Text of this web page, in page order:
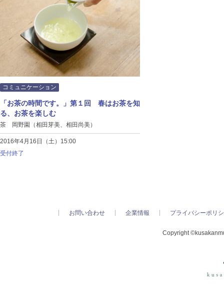
コミュニケーション
「お茶の時間です。」第１回 春はお茶を知
る、お茶を楽しむ
茶 岡野園（相田芽美、相田尚美）
2016年4月16日（土）15:00
受付終了
お問い合わせ 企業情報 プライバシーポリ
Copyright